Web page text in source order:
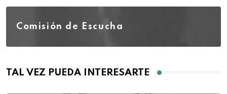
Comisión de Escucha
TAL VEZ PUEDA INTERESARTE